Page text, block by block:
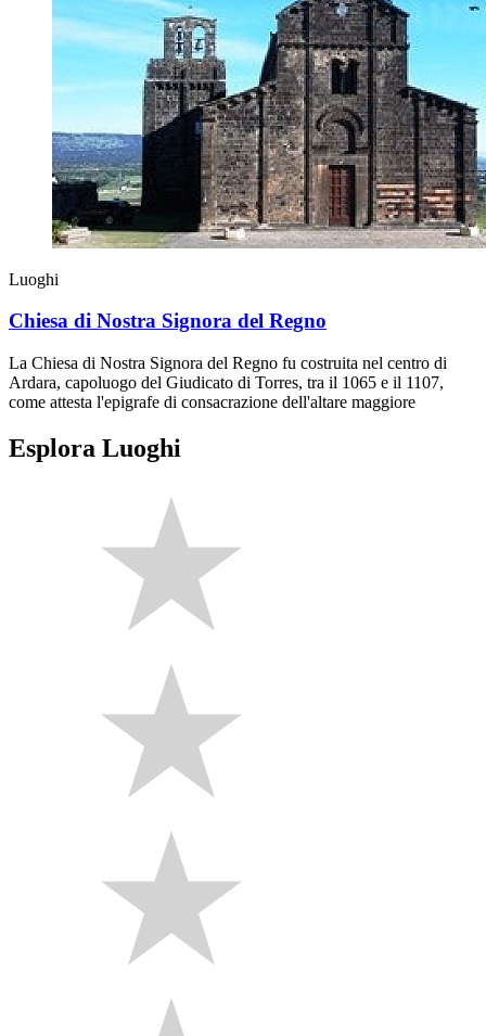
Luoghi
Chiesa di Nostra Signora del Regno
La Chiesa di Nostra Signora del Regno fu costruita nel centro di
Ardara, capoluogo del Giudicato di Torres, tra il 1065 e il 1107,
come attesta l'epigrafe di consacrazione dell'altare maggiore
Esplora Luoghi